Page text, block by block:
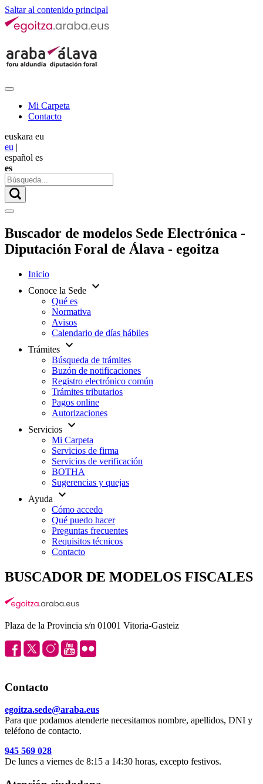
Saltar al contenido principal
Mi Carpeta
Contacto
euskara eu
eu |
español es
es
Buscador de modelos Sede Electrónica -
Diputación Foral de Álava - egoitza
Inicio
Conoce la Sede expand_more
Qué es
Normativa
Avisos
Calendario de días hábiles
Trámites expand_more
Búsqueda de trámites
Buzón de notificaciones
Registro electrónico común
Trámites tributarios
Pagos online
Autorizaciones
Servicios expand_more
Mi Carpeta
Servicios de firma
Servicios de verificación
BOTHA
Sugerencias y quejas
Ayuda
expand_more
Cómo accedo
Qué puedo hacer
Preguntas frecuentes
Requisitos técnicos
Contacto
BUSCADOR DE MODELOS FISCALES
Plaza de la Provincia s/n 01001 Vitoria-Gasteiz
Contacto
egoitza.sede@araba.eus
Para que podamos atenderte necesitamos nombre, apellidos, DNI y
teléfono de contacto.
945 569 028
De lunes a viernes de 8:15 a 14:30 horas, excepto festivos.